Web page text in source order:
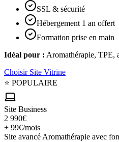
SSL & sécurité
Hébergement 1 an offert
Formation prise en main
Idéal pour : Aromathérapie, TPE,
Choisir Site Vitrine
⭐ POPULAIRE
Site Business
2 990€
+ 99€/mois
Site avancé Aromathérapie avec